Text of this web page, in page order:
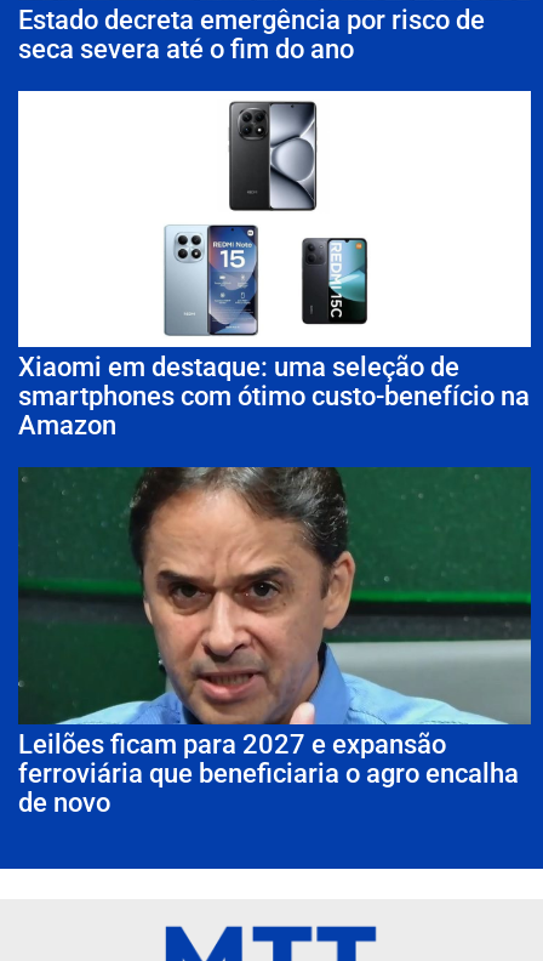
Estado decreta emergência por risco de
seca severa até o fim do ano
Xiaomi em destaque: uma seleção de
smartphones com ótimo custo-benefício na
Amazon
Leilões ficam para 2027 e expansão
ferroviária que beneficiaria o agro encalha
de novo